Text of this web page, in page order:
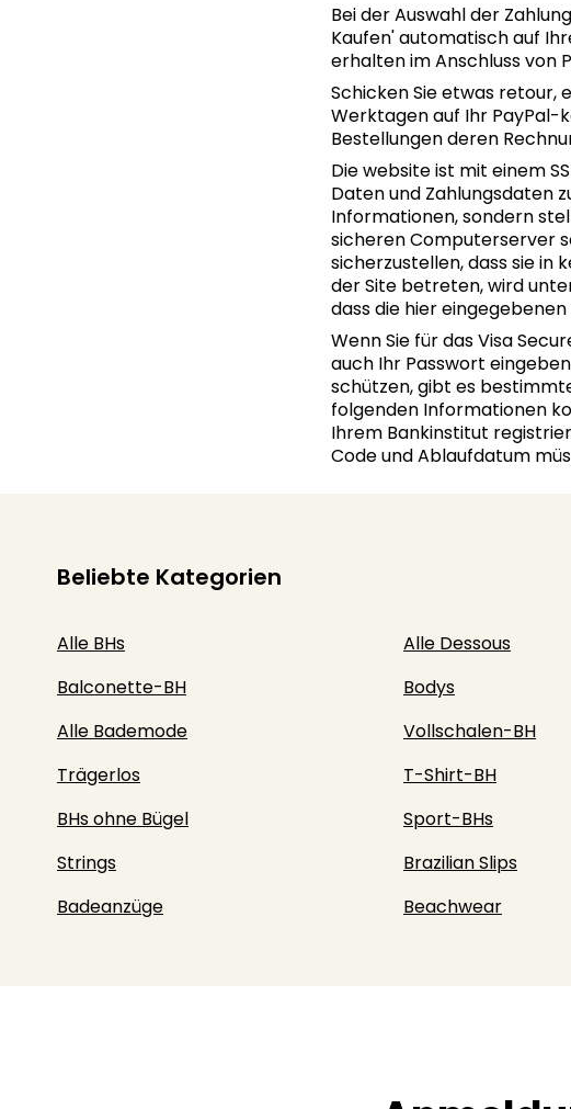
Bei der Auswahl der
Kaufen' automatisch auf
erhalten im Anschluss von
Schicken Sie etwas retour,
Werktagen auf Ihr PayPal-
Bestellungen deren
Die website ist mit einem
Daten und Zahlungsdaten
Informationen, sondern
sicheren Computerserver
sicherzustellen, dass sie in
der Site betreten, wird
dass die hier
Wenn Sie für das Visa
auch Ihr Passwort
schützen, gibt es
folgenden Informationen
Ihrem Bankinstitut
Code und Ablaufdatum
Beliebte Kategorien
Alle BHs Alle Dessous
Balconette-BH
Bodys
Alle Bademode
Vollschalen-BH
Trägerlos
T-Shirt-BH
BHs ohne Bügel
Sport-BHs
Strings
Brazilian Slips
Badeanzüge
Beachwear